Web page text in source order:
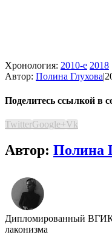
Хронология: 2010-е 2018
Автор: Полина Глухова|
Поделитесь ссылкой в
TwitterGoogle+Vk
Автор: Полина
Дипломированный
лаконизма